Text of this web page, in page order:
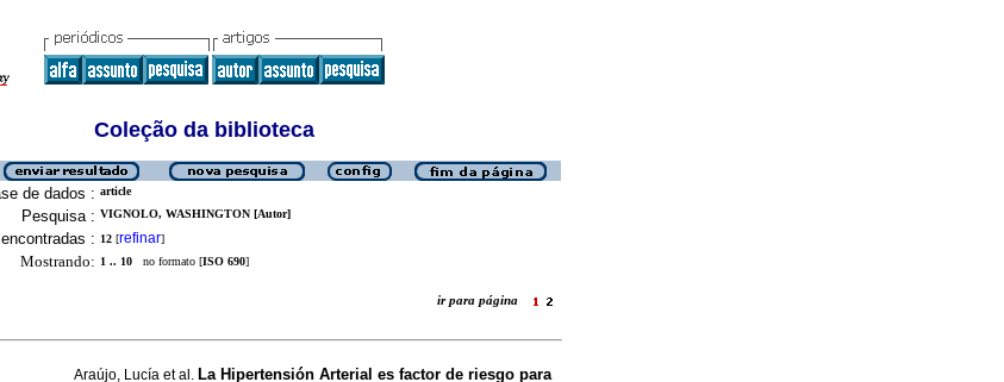
Coleção da biblioteca
de dados : article
Pesquisa : VIGNOLO, WASHINGTON [Autor]
: 12 [refinar]
Mostrando: 1 .. 10 no formato [ISO 690]
ir para página
Araújo, Lucía et al. La Hipertensión Arterial es factor de riesgo para